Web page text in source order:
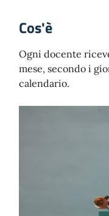
Cos'è
Ogni docente
mese, secondo i
calendario.